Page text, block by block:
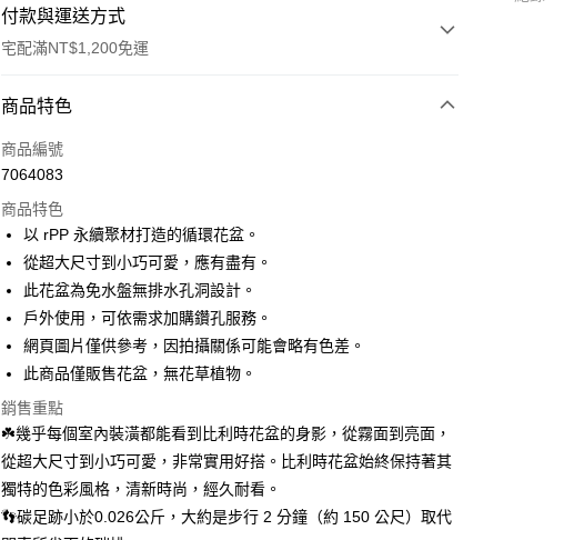
付款與運送方式
宅配滿NT$1,200免運
付款方式
信用卡一次付款
Apple Pay
街口支付
悠遊付
AFTEE先享後付
相關說明
【關於「AFTEE先享後付」】
AFTEE先享後付是「在收到商品之後才付款」的支付方式。 讓您購物簡單
便利好安心！
１．簡單：不需註冊會員、不需綁卡、不需儲值。
２．便利：只要手機號碼，簡訊認證，即可結帳。
３．安心：先確認商品／服務後，再付款。
ATM付款
運送方式
單筆滿$1200免運
商品特色
商品編號
7064083
商品特色
以 rPP 永續聚材打造的循環花盆。
從超大尺寸到小巧可愛，應有盡有。
此花盆為免水盤無排水孔洞設計。
戶外使用，可依需求加購鑽孔服務。
網頁圖片僅供參考，因拍攝關係可能會略有色差。
此商品僅販售花盆，無花草植物。
銷售重點
☘️幾乎每個室內裝潢都能看到比利時花盆的身影，從霧面到亮面，
從超大尺寸到小巧可愛，非常實用好搭。比利時花盆始終保持著其
獨特的色彩風格，清新時尚，經久耐看。
👣碳足跡小於0.026公斤，大約是步行 2 分鐘（約 150 公尺）取代